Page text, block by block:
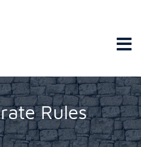
Liechtenstein
Rules